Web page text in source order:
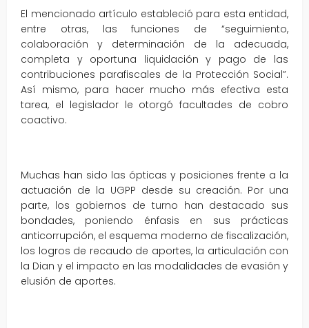
El mencionado artículo estableció para esta entidad,
entre otras, las funciones de “seguimiento,
colaboración y determinación de la adecuada,
completa y oportuna liquidación y pago de las
contribuciones parafiscales de la Protección Social”.
Así mismo, para hacer mucho más efectiva esta
tarea, el legislador le otorgó facultades de cobro
coactivo.
Muchas han sido las ópticas y posiciones frente a la
actuación de la UGPP desde su creación. Por una
parte, los gobiernos de turno han destacado sus
bondades, poniendo énfasis en sus prácticas
anticorrupción, el esquema moderno de fiscalización,
los logros de recaudo de aportes, la articulación con
la Dian y el impacto en las modalidades de evasión y
elusión de aportes.